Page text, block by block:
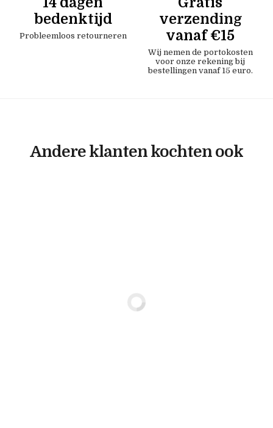
bedenktijd
Probleemloos retourneren
verzending
vanaf €15
Wij nemen de portokosten
voor onze rekening bij
bestellingen vanaf 15 euro.
Andere klanten kochten ook